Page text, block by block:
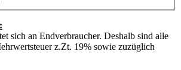
sich an Endverbraucher. Deshalb sind alle
z.Zt. 19% sowie zuzüglich